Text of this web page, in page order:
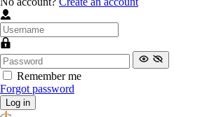
Remember me
Forgot password
Log in